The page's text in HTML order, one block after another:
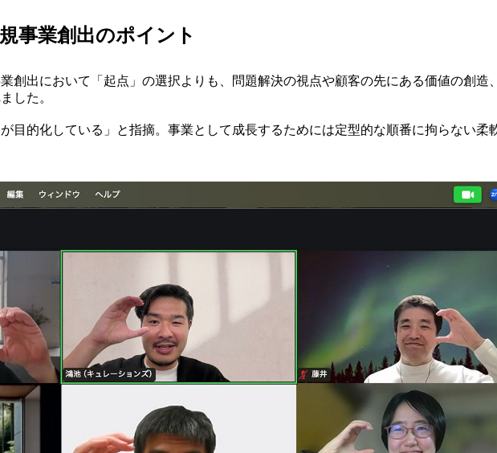
事業創出のポイント
創出において「起点」の選択よりも、問題解決の視点や顧客の先にある価値の創
した。
目的化している」と指摘。事業として成長するためには定型的な順番に拘らない